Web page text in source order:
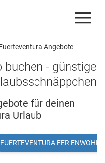
Fuerteventura Angebote
buchen - günstige
für deinen
Urlaub
FUERTEVENTURA